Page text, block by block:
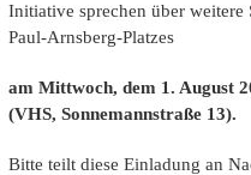
Initiative sprechen über weitere
Paul-Arnsberg-Platzes
am Mittwoch, dem 1. August
(VHS, Sonnemannstraße 13).
Bitte teilt diese Einladung an